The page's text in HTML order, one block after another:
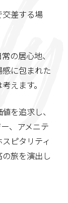
差する場
の居心地、
に包まれた
えます。
を追求し、
、アメニテ
ピタリティ
の旅を演出し